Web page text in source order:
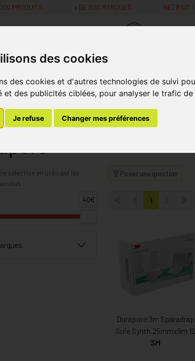
des cookies
des cookies et d'autres technologies de suivi
et des publicités ciblées, pour analyser le trafic
Je refuse Changer mes préférences
PRODUITS + DE 600 MARQUES RETRAIT
Médicaments
Parapharmacie -
Cosmétiques
Minceur
Durapore
Posez une question
1
Durapore 3m Sparadrap
Soie Synth.25mmx9m 12
1538/1
3M
sélection en utilisant les
:
40€